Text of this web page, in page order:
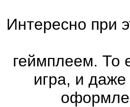
Интересно при
геймплеем. То
игра, и